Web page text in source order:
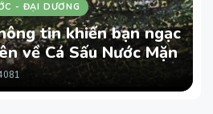
- ĐẠI DƯƠNG
tin khiến bạn ngạc
về Cá Sấu Nước Mặn